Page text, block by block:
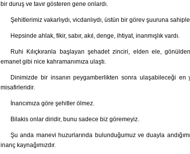
bir duruş ve tavır gösteren gene onlardı.
Şehitlerimiz vakarlıydı, vicdanlıydı, üstün bir görev şuuruna
Hepsinde ahlak, fikir, sabır, akıl, denge, ihtiyat, inanmışlık vardı.
Ruhi Kılıçkıranla başlayan şehadet zinciri, elden ele,
emanet gibi nice kahramanımıza ulaştı.
Dinimizde bir insanın peygamberlikten sonra ulaşabileceği
misafirleridir.
İnancımıza göre şehitler ölmez.
Bilakis onlar diridir, bunu sadece biz göremeyiz.
Şu anda manevi huzurlarında bulunduğumuz ve duayla
inanç kaynağımızdır.